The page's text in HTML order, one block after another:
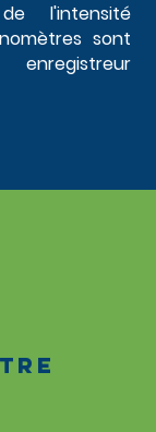
l'intensité
sont